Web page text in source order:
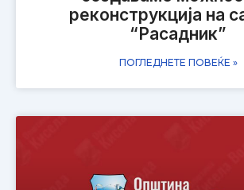
реконструкција на
“Расадник”
ПОГЛЕДНЕТЕ ПОВЕЌЕ »